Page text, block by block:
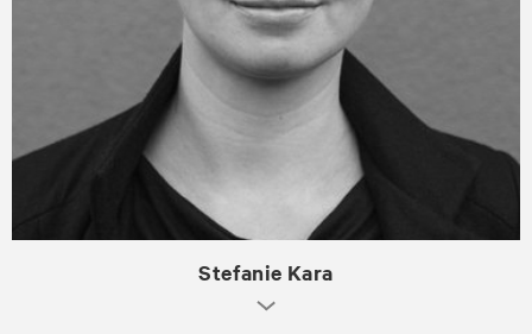
Stefanie Kara